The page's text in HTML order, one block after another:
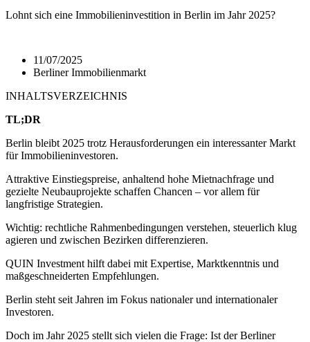
Lohnt sich eine Immobilieninvestition in Berlin im Jahr 2025?
11/07/2025
Berliner Immobilienmarkt
INHALTSVERZEICHNIS
TL;DR
Berlin bleibt 2025 trotz Herausforderungen ein interessanter Markt
für Immobilieninvestoren.
Attraktive Einstiegspreise, anhaltend hohe Mietnachfrage und
gezielte Neubauprojekte schaffen Chancen – vor allem für
langfristige Strategien.
Wichtig: rechtliche Rahmenbedingungen verstehen, steuerlich klug
agieren und zwischen Bezirken differenzieren.
QUIN Investment hilft dabei mit Expertise, Marktkenntnis und
maßgeschneiderten Empfehlungen.
Berlin steht seit Jahren im Fokus nationaler und internationaler
Investoren.
Doch im Jahr 2025 stellt sich vielen die Frage: Ist der Berliner